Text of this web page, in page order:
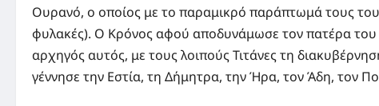
Ουρανό, ο οποίος με το παραμικρό παράπτωμά τους
φυλακές). Ο Κρόνος αφού αποδυνάμωσε τον πατέρα του
αρχηγός αυτός, με τους λοιπούς Τιτάνες τη
γέννησε την Εστία, τη Δήμητρα, την Ήρα, τον Άδη, τον